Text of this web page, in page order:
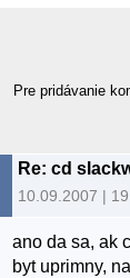
Pre pridávanie
Re: cd
10.09.2007 |
ano da sa, ak
byt uprimny,